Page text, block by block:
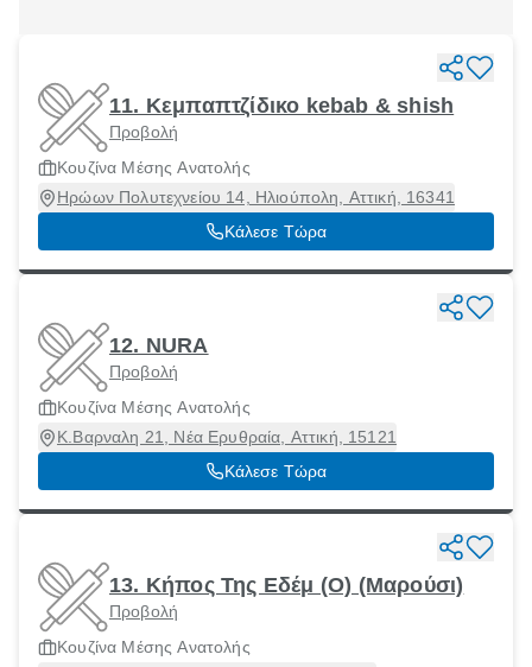
11. Κεμπαπτζίδικο kebab & shish
Προβολή
Κουζίνα Μέσης Ανατολής
Ηρώων Πολυτεχνείου 14, Ηλιούπολη, Αττική, 16341
Κάλεσε Τώρα
12. NURA
Προβολή
Κουζίνα Μέσης Ανατολής
Κ.Βαρναλη 21, Νέα Ερυθραία, Αττική, 15121
Κάλεσε Τώρα
13. Κήπος Της Εδέμ (Ο) (Μαρούσι)
Προβολή
Κουζίνα Μέσης Ανατολής